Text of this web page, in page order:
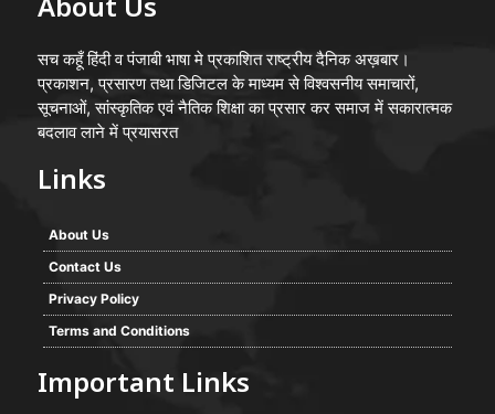
About Us
सच कहूँ हिंदी व पंजाबी भाषा मे प्रकाशित राष्ट्रीय दैनिक अख़बार।
प्रकाशन, प्रसारण तथा डिजिटल के माध्यम से विश्वसनीय समाचारों,
सूचनाओं, सांस्कृतिक एवं नैतिक शिक्षा का प्रसार कर समाज में सकारात्मक
बदलाव लाने में प्रयासरत
Links
About Us
Contact Us
Privacy Policy
Terms and Conditions
Important Links